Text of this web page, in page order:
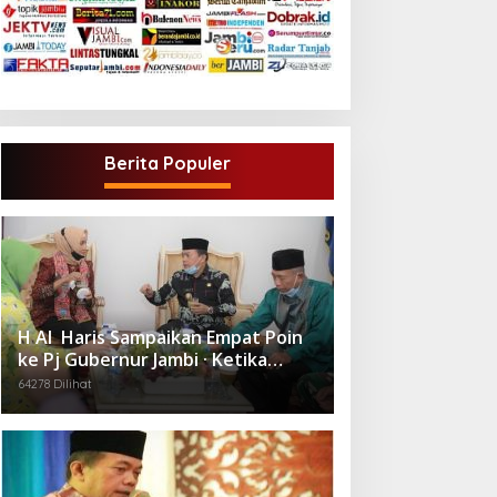
Berita Populer
H Al Haris Sampaikan Empat Poin
ke Pj Gubernur Jambi · Ketika
Melakukan Kunjungan Kerja ke
Merangin
64278 Dilihat